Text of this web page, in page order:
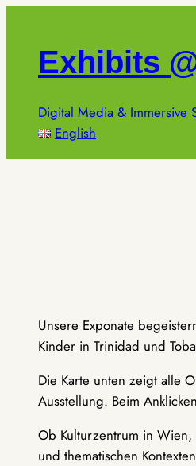
springenExhibits
Digital Media & Immersive
English
Unsere Exponate
Kinder in Trinidad und
Die Karte unten zeigt alle
Ausstellung. Beim
Ob Kulturzentrum in
und thematischen